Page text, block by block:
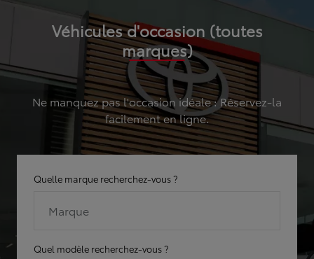
Véhicules d'occasion (toutes
marques)
Ne manquez pas l'occasion idéale : Réservez-la
facilement en ligne.
Quelle marque recherchez-vous ?
Marque
Quel modèle recherchez-vous ?